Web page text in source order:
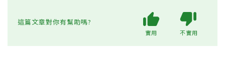
這篇文章對你有幫助嗎?
實用 不實用